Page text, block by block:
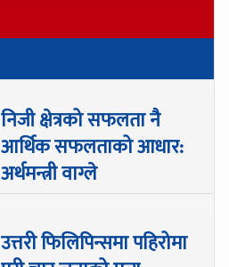
निजी क्षेत्रको सफलता नै
आर्थिक सफलताको आधार:
अर्थमन्त्री वाग्ले
उत्तरी फिलिपिन्समा पहिरोमा